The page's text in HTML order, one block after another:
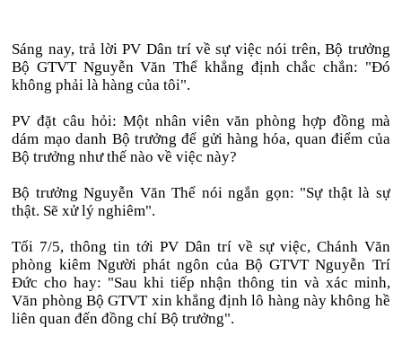
Sáng nay, trả lời PV Dân trí về sự việc nói trên, Bộ trưởng
Bộ GTVT Nguyễn Văn Thể khẳng định chắc chắn: "Đó
không phải là hàng của tôi".
PV đặt câu hỏi: Một nhân viên văn phòng hợp đồng mà
dám mạo danh Bộ trưởng để gửi hàng hóa, quan điểm của
Bộ trưởng như thế nào về việc này?
Bộ trưởng Nguyễn Văn Thể nói ngắn gọn: "Sự thật là sự
thật. Sẽ xử lý nghiêm".
Tối 7/5, thông tin tới PV Dân trí về sự việc, Chánh Văn
phòng kiêm Người phát ngôn của Bộ GTVT Nguyễn Trí
Đức cho hay: "Sau khi tiếp nhận thông tin và xác minh,
Văn phòng Bộ GTVT xin khẳng định lô hàng này không hề
liên quan đến đồng chí Bộ trưởng".